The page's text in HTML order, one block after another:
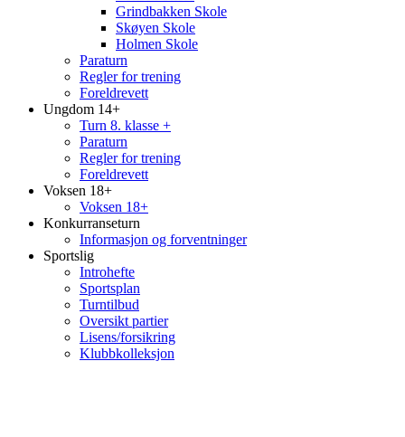
Grindbakken Skole
Skøyen Skole
Holmen Skole
Paraturn
Regler for trening
Foreldrevett
Ungdom 14+
Turn 8. klasse +
Paraturn
Regler for trening
Foreldrevett
Voksen 18+
Voksen 18+
Konkurranseturn
Informasjon og forventninger
Sportslig
Introhefte
Sportsplan
Turntilbud
Oversikt partier
Lisens/forsikring
Klubbkolleksjon